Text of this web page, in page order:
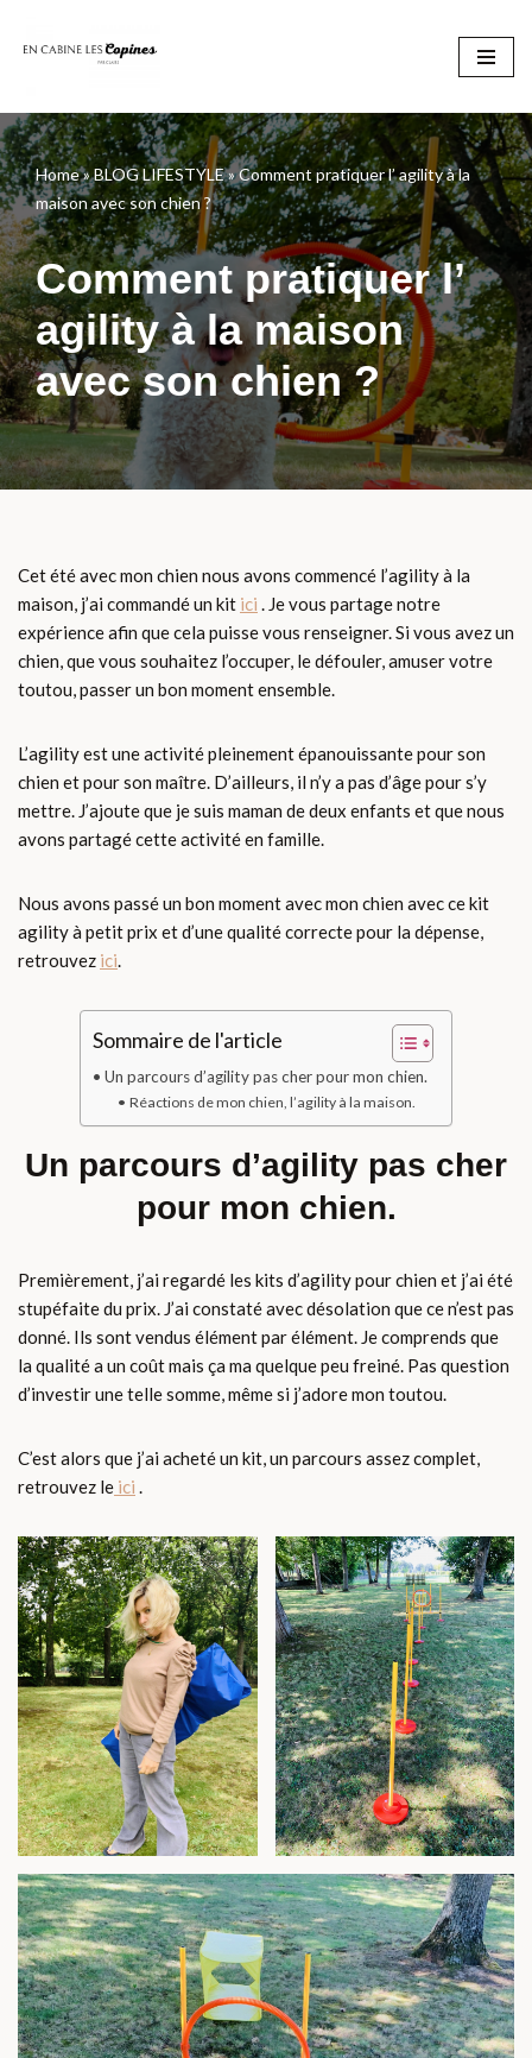
contenu
Home»BLOG LIFESTYLE»Comment pratiquer l’ agility à la
maison avec son chien ?
Comment pratiquer l’
agility à la maison
avec son chien ?
Cet été avec mon chien nous avons commencé l’agility à la
maison, j’ai commandé un kit ici . Je vous partage notre
expérience afin que cela puisse vous renseigner. Si vous avez un
chien, que vous souhaitez l’occuper, le défouler, amuser votre
toutou, passer un bon moment ensemble.
L’agility est une activité pleinement épanouissante pour son
chien et pour son maître. D’ailleurs, il n’y a pas d’âge pour s’y
mettre. J’ajoute que je suis maman de deux enfants et que nous
avons partagé cette activité en famille.
Nous avons passé un bon moment avec mon chien avec ce kit
agility à petit prix et d’une qualité correcte pour la dépense,
retrouvez ici.
Sommaire de l'article
Un parcours d’agility pas cher pour mon chien.
Réactions de mon chien, l’agility à la maison.
Un parcours d’agility pas cher
pour mon chien.
Premièrement, j’ai regardé les kits d’agility pour chien et j’ai été
stupéfaite du prix. J’ai constaté avec désolation que ce n’est pas
donné. Ils sont vendus élément par élément. Je comprends que
la qualité a un coût mais ça ma quelque peu freiné. Pas question
d’investir une telle somme, même si j’adore mon toutou.
C’est alors que j’ai acheté un kit, un parcours assez complet,
retrouvez le ici .